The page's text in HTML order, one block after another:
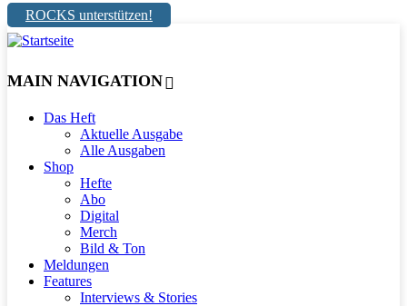
ROCKS unterstützen!
MAIN NAVIGATION
Das Heft
Aktuelle Ausgabe
Alle Ausgaben
Shop
Hefte
Abo
Digital
Merch
Bild & Ton
Meldungen
Features
Interviews & Stories